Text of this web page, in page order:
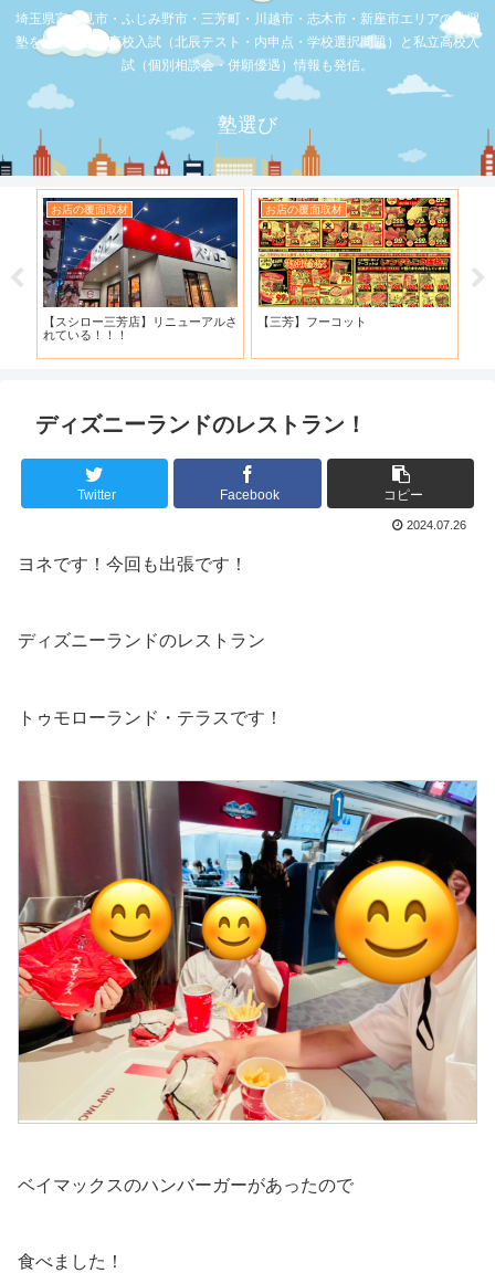
埼玉県富士見市・ふじみ野市・三芳町・川越市・志木市・新座市エリアの学習
塾を比較。公立高校入試（北辰テスト・内申点・学校選択問題）と私立高校入
試（個別相談会・併願優遇）情報も発信。
塾選び
お店の覆面取材
【スシロー三芳店】リニューアルさ
れている！！！
お店の覆面取材
【三芳】フーコット
ディズニーランドのレストラン！
Twitter Facebook コピー
2024.07.26
ヨネです！今回も出張です！
ディズニーランドのレストラン
トゥモローランド・テラスです！
ベイマックスのハンバーガーがあったので
食べました！